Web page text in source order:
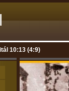
10:13 (4:9)